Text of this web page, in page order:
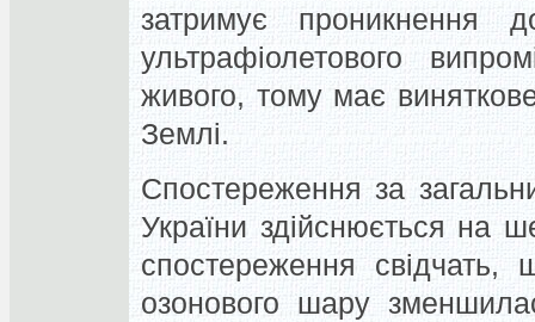
затримує проникнення
ультрафіолетового
живого, тому має
Землі.
Спостереження за
України здійснюється на
спостереження
озонового шару